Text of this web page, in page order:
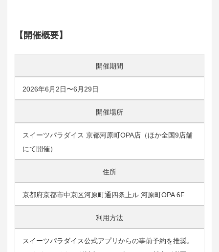
【開催概要】
開催期間
2026年6月2日〜6月29日
開催場所
スイーツパラダイス 京都河原町OPA店（ほか全国9店舗
にて開催）
住所
京都府京都市中京区河原町通四条上ル 河原町OPA 6F
利用方法
スイーツパラダイス公式アプリからの事前予約を推奨。